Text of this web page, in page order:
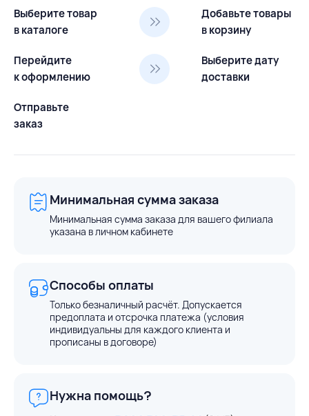
Выберите товар
в каталоге
Добавьте товары
в корзину
Перейдите
к оформлению
Выберите дату
доставки
Отправьте
заказ
Минимальная сумма заказа
Минимальная сумма заказа для вашего филиала
указана в личном кабинете
Способы оплаты
Только безналичный расчёт. Допускается
предоплата и отсрочка платежа (условия
индивидуальны для каждого клиента и
прописаны в договоре)
Нужна помощь?